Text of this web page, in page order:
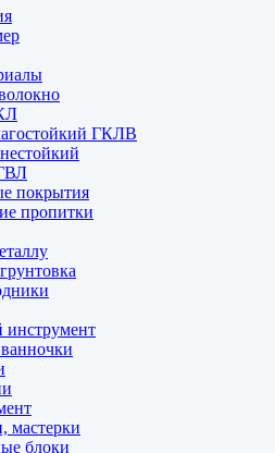
ГКЛВ
покрытия
пропитки
инструмент
мастерки
блоки